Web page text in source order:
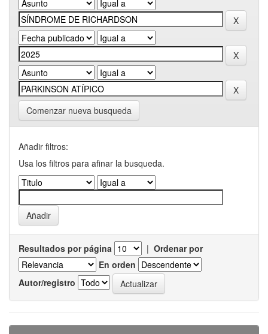
Comenzar nueva busqueda
Añadir filtros:
Usa los filtros para afinar la busqueda.
Resultados por página | Ordenar por
En orden
Autor/registro